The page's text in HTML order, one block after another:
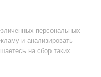
персональных
и анализировать
на сбор таких